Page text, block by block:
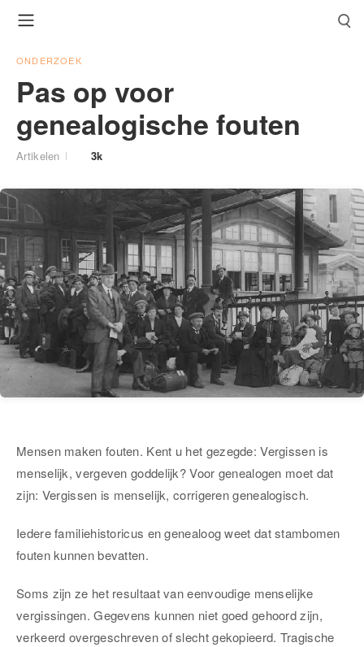
ONDERZOEK
Pas op voor
genealogische fouten
Artikelen 3k
Mensen maken fouten. Kent u het gezegde: Vergissen is
menselijk, vergeven goddelijk? Voor genealogen moet dat
zijn: Vergissen is menselijk, corrigeren genealogisch.
Iedere familiehistoricus en genealoog weet dat stambomen
fouten kunnen bevatten.
Soms zijn ze het resultaat van eenvoudige menselijke
vergissingen. Gegevens kunnen niet goed gehoord zijn,
verkeerd overgeschreven of slecht gekopieerd. Tragische